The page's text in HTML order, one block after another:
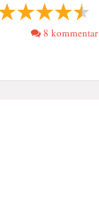
8 kommentar